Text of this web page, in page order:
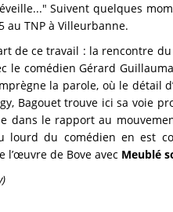
Suivent quelques
au TNP à Villeurbanne.
de ce travail : la rencontre
le comédien Gérard
la parole, où le détail
Bagouet trouve ici sa voie
dans le rapport au
lourd du comédien en est
l’œuvre de Bove avec Meublé